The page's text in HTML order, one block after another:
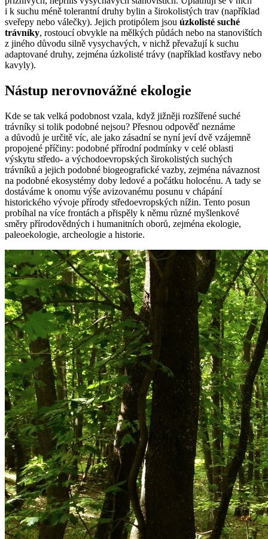
i k suchu méně tolerantní druhy bylin a širokolistých trav (například
sveřepy nebo válečky). Jejich protipólem jsou úzkolisté suché
trávníky, rostoucí obvykle na mělkých půdách nebo na stanovištích
z jiného důvodu silně vysychavých, v nichž převažují k suchu
adaptované druhy, zejména úzkolisté trávy (například kostřavy nebo
kavyly).
Nástup nerovnovážné ekologie
Kde se tak velká podobnost vzala, když jižněji rozšířené suché
trávníky si tolik podobné nejsou? Přesnou odpověď neznáme
a důvodů je určitě víc, ale jako zásadní se nyní jeví dvě vzájemně
propojené příčiny: podobné přírodní podmínky v celé oblasti
výskytu středo- a východoevropských širokolistých suchých
trávníků a jejich podobné biogeografické vazby, zejména návaznost
na podobné ekosystémy doby ledové a počátku holocénu. A tady se
dostáváme k onomu výše avizovanému posunu v chápání
historického vývoje přírody středoevropských nížin. Tento posun
probíhal na více frontách a přispěly k němu různé myšlenkové
směry přírodovědných i humanitních oborů, zejména ekologie,
paleoekologie, archeologie a historie.